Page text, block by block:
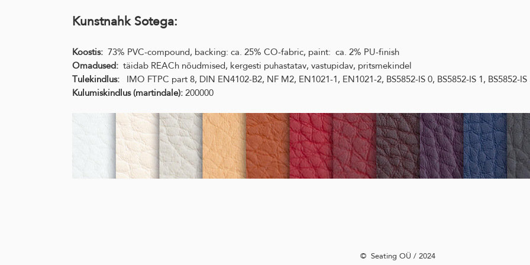
Kunstnahk Sotega:
Koostis: 73% PVC-compound, backing: ca. 25% CO-fabric, paint: ca. 2% PU-finish
Omadused: täidab REACh nõudmised, kergesti puhastatav, vastupidav, pritsmekindel
Tulekindlus:
IMO FTPC part 8, DIN EN4102-B2, NF M2, EN1021-1, EN1021-2, BS5852-IS 0, BS5852-IS 1, BS5852-IS
Kulumiskindlus (martindale): 200000
©️ Seating OÜ / 2024